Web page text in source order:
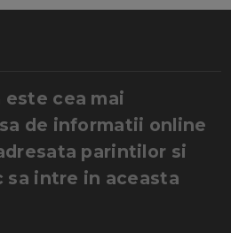
cea mai
de informatii online
parintilor si
sa intre in aceasta